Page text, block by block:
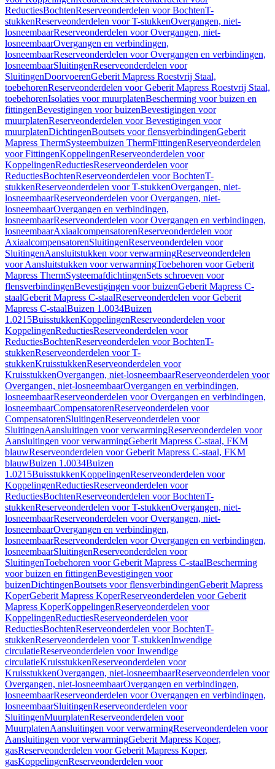
ReductiesBochtenReserveonderdelen voor BochtenT-
stukkenReserveonderdelen voor T-stukkenOvergangen, niet-
losneembaarReserveonderdelen voor Overgangen, niet-
losneembaarOvergangen en verbindingen,
losneembaarReserveonderdelen voor Overgangen en verbindingen,
losneembaarSluitingenReserveonderdelen voor
SluitingenDoorvoerenGeberit Mapress Roestvrij Staal,
toebehorenReserveonderdelen voor Geberit Mapress Roestvrij Staal,
toebehorenIsolaties voor muurplatenBescherming voor buizen en
fittingenBevestigingen voor buizenBevestigingen voor
muurplatenReserveonderdelen voor Bevestigingen voor
muurplatenDichtingenBoutsets voor flensverbindingenGeberit
Mapress ThermSysteembuizen ThermFittingenReserveonderdelen
voor FittingenKoppelingenReserveonderdelen voor
KoppelingenReductiesReserveonderdelen voor
ReductiesBochtenReserveonderdelen voor BochtenT-
stukkenReserveonderdelen voor T-stukkenOvergangen, niet-
losneembaarReserveonderdelen voor Overgangen, niet-
losneembaarOvergangen en verbindingen,
losneembaarReserveonderdelen voor Overgangen en verbindingen,
losneembaarAxiaalcompensatorenReserveonderdelen voor
AxiaalcompensatorenSluitingenReserveonderdelen voor
SluitingenAansluitstukken voor verwarmingReserveonderdelen
voor Aansluitstukken voor verwarmingToebehoren voor Geberit
Mapress ThermSysteemafdichtingenSets schroeven voor
flensverbindingenBevestigingen voor buizenGeberit Mapress C-
staalGeberit Mapress C-staalReserveonderdelen voor Geberit
Mapress C-staalBuizen 1.0034Buizen
1.0215BuisstukkenKoppelingenReserveonderdelen voor
KoppelingenReductiesReserveonderdelen voor
ReductiesBochtenReserveonderdelen voor BochtenT-
stukkenReserveonderdelen voor T-
stukkenKruisstukkenReserveonderdelen voor
KruisstukkenOvergangen, niet-losneembaarReserveonderdelen voor
Overgangen, niet-losneembaarOvergangen en verbindingen,
losneembaarReserveonderdelen voor Overgangen en verbindingen,
losneembaarCompensatorenReserveonderdelen voor
CompensatorenSluitingenReserveonderdelen voor
SluitingenAansluitingen voor verwarmingReserveonderdelen voor
Aansluitingen voor verwarmingGeberit Mapress C-staal, FKM
blauwReserveonderdelen voor Geberit Mapress C-staal, FKM
blauwBuizen 1.0034Buizen
1.0215BuisstukkenKoppelingenReserveonderdelen voor
KoppelingenReductiesReserveonderdelen voor
ReductiesBochtenReserveonderdelen voor BochtenT-
stukkenReserveonderdelen voor T-stukkenOvergangen, niet-
losneembaarReserveonderdelen voor Overgangen, niet-
losneembaarOvergangen en verbindingen,
losneembaarReserveonderdelen voor Overgangen en verbindingen,
losneembaarSluitingenReserveonderdelen voor
SluitingenToebehoren voor Geberit Mapress C-staalBescherming
voor buizen en fittingenBevestigingen voor
buizenDichtingenBoutsets voor flensverbindingenGeberit Mapress
KoperGeberit Mapress KoperReserveonderdelen voor Geberit
Mapress KoperKoppelingenReserveonderdelen voor
KoppelingenReductiesReserveonderdelen voor
ReductiesBochtenReserveonderdelen voor BochtenT-
stukkenReserveonderdelen voor T-stukkenInwendige
circulatieReserveonderdelen voor Inwendige
circulatieKruisstukkenReserveonderdelen voor
KruisstukkenOvergangen, niet-losneembaarReserveonderdelen voor
Overgangen, niet-losneembaarOvergangen en verbindingen,
losneembaarReserveonderdelen voor Overgangen en verbindingen,
losneembaarSluitingenReserveonderdelen voor
SluitingenMuurplatenReserveonderdelen voor
MuurplatenAansluitingen voor verwarmingReserveonderdelen voor
Aansluitingen voor verwarmingGeberit Mapress Koper,
gasReserveonderdelen voor Geberit Mapress Koper,
gasKoppelingenReserveonderdelen voor